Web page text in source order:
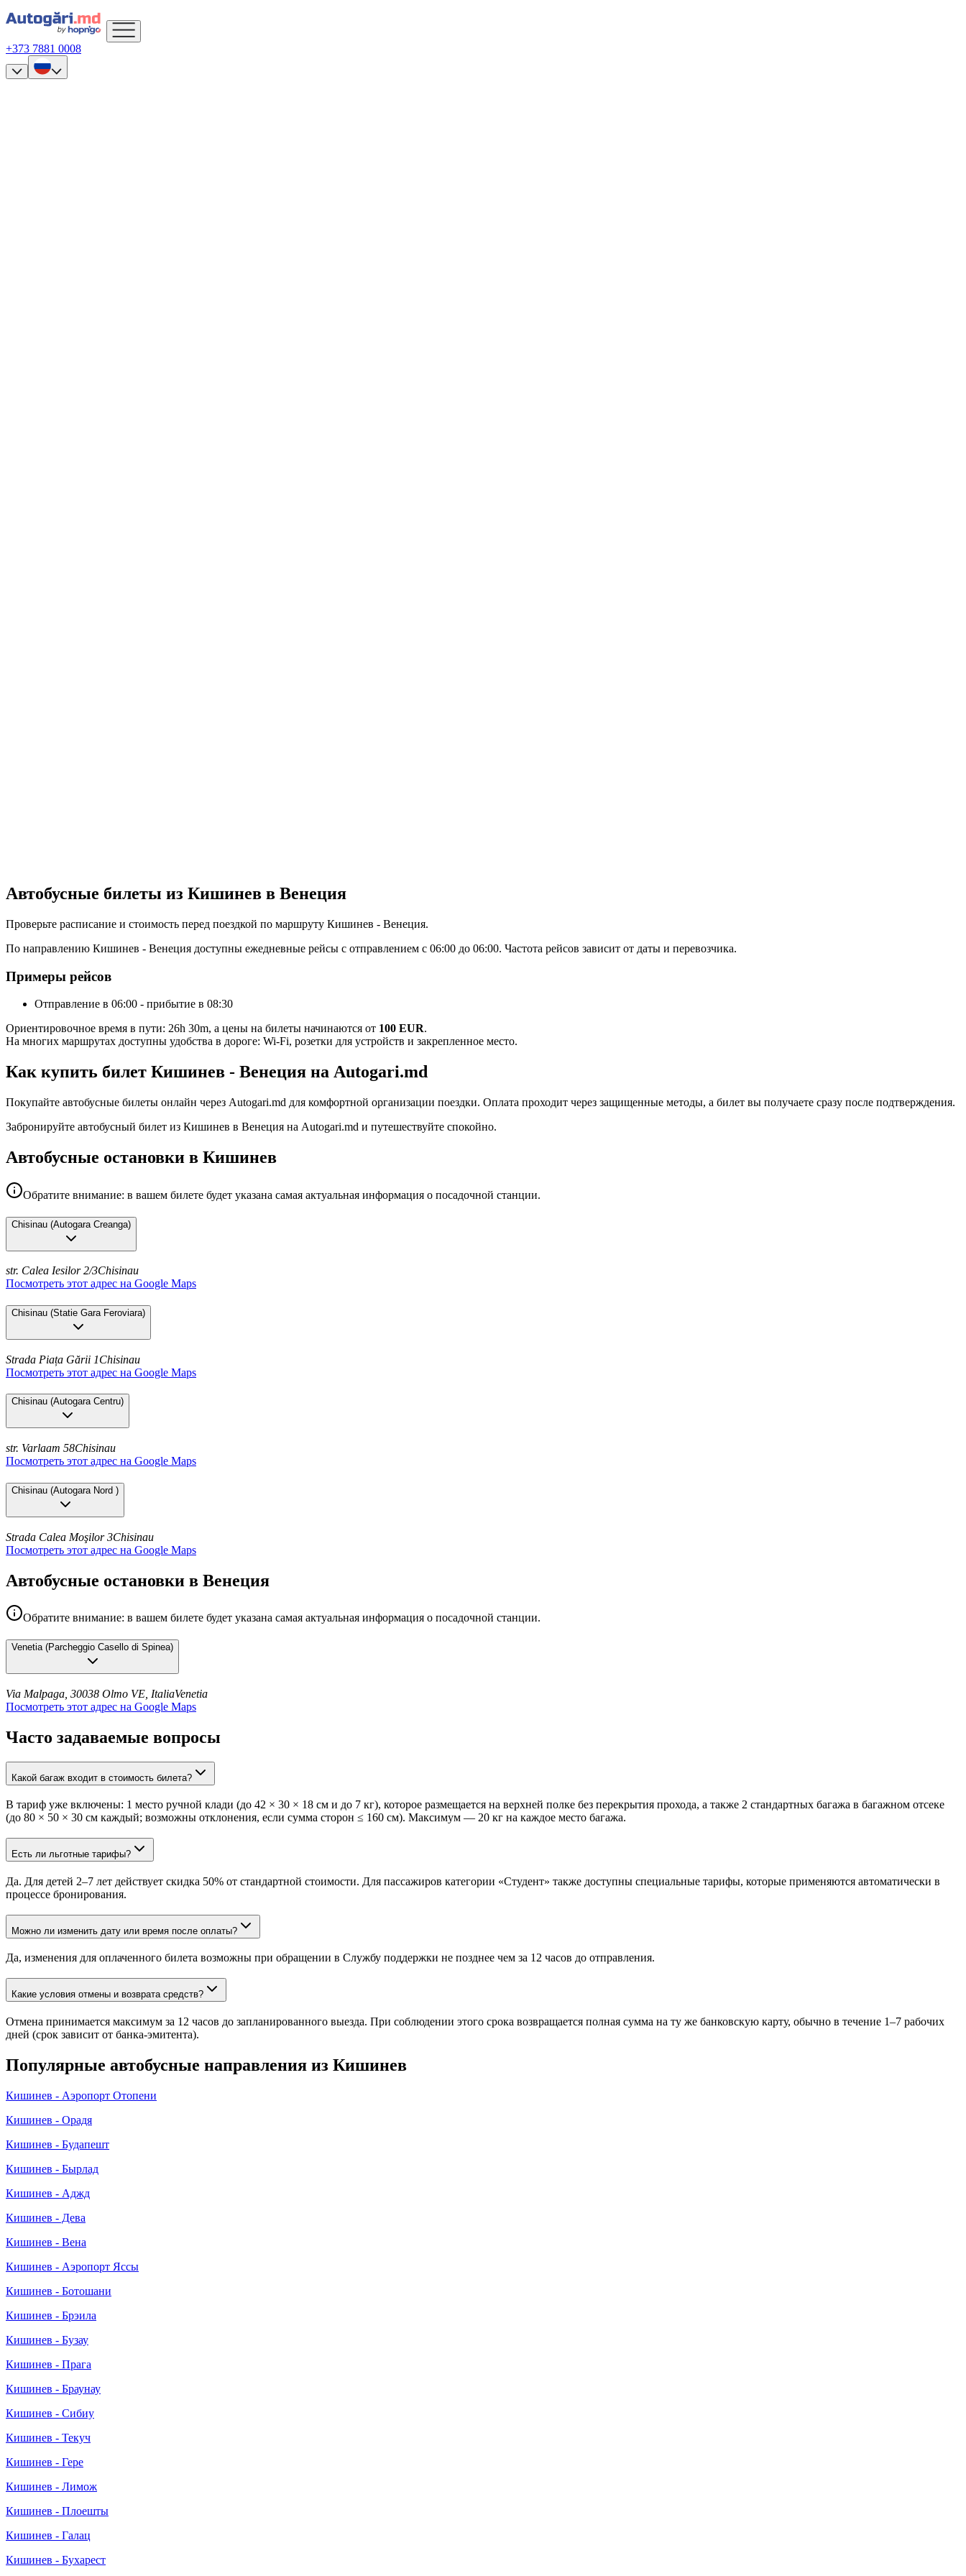
+373 7881 0008
Автобусные билеты из Кишинев в Венеция
Проверьте расписание и стоимость перед поездкой по маршруту Кишинев - Венеция.
По направлению Кишинев - Венеция доступны ежедневные рейсы с отправлением с 06:00 до 06:00. Частота рейсов зависит от даты и перевозчика.
Примеры рейсов
Отправление в 06:00 - прибытие в 08:30
Ориентировочное время в пути: 26h 30m, а цены на билеты начинаются от 100 EUR.
На многих маршрутах доступны удобства в дороге: Wi-Fi, розетки для устройств и закрепленное место.
Как купить билет Кишинев - Венеция на Autogari.md
Покупайте автобусные билеты онлайн через Autogari.md для комфортной организации поездки. Оплата проходит через защищенные методы, а билет вы получаете сразу после подтверждения.
Забронируйте автобусный билет из Кишинев в Венеция на Autogari.md и путешествуйте спокойно.
Автобусные остановки в Кишинев
Обратите внимание: в вашем билете будет указана самая актуальная информация о посадочной станции.
Chisinau (Autogara Creanga)
str. Calea Iesilor 2/3Chisinau
Посмотреть этот адрес на Google Maps
Chisinau (Statie Gara Feroviara)
Strada Piața Gării 1Chisinau
Посмотреть этот адрес на Google Maps
Chisinau (Autogara Centru)
str. Varlaam 58Chisinau
Посмотреть этот адрес на Google Maps
Chisinau (Autogara Nord )
Strada Calea Moşilor 3Chisinau
Посмотреть этот адрес на Google Maps
Автобусные остановки в Венеция
Обратите внимание: в вашем билете будет указана самая актуальная информация о посадочной станции.
Venetia(Parcheggio Casello di Spinea)
Via Malpaga, 30038 Olmo VE, ItaliaVenetia
Посмотреть этот адрес на Google Maps
Часто задаваемые вопросы
Какой багаж входит в стоимость билета?
В тариф уже включены: 1 место ручной клади (до 42 × 30 × 18 см и до 7 кг), которое размещается на верхней полке без перекрытия прохода, а также 2 стандартных багажа в багажном отсеке
(до 80 × 50 × 30 см каждый; возможны отклонения, если сумма сторон ≤ 160 см). Максимум — 20 кг на каждое место багажа.
Есть ли льготные тарифы?
Да. Для детей 2–7 лет действует скидка 50% от стандартной стоимости. Для пассажиров категории «Студент» также доступны специальные тарифы, которые применяются автоматически в
процессе бронирования.
Можно ли изменить дату или время после оплаты?
Да, изменения для оплаченного билета возможны при обращении в Службу поддержки не позднее чем за 12 часов до отправления.
Какие условия отмены и возврата средств?
Отмена принимается максимум за 12 часов до запланированного выезда. При соблюдении этого срока возвращается полная сумма на ту же банковскую карту, обычно в течение 1–7 рабочих
дней (срок зависит от банка-эмитента).
Популярные автобусные направления из Кишинев
Кишинев - Аэропорт Отопени
Кишинев - Орадя
Кишинев - Будапешт
Кишинев - Бырлад
Кишинев - Аджд
Кишинев - Дева
Кишинев - Вена
Кишинев - Аэропорт Яссы
Кишинев - Ботошани
Кишинев - Брэила
Кишинев - Бузау
Кишинев - Прага
Кишинев - Браунау
Кишинев - Сибиу
Кишинев - Текуч
Кишинев - Гере
Кишинев - Лимож
Кишинев - Плоешты
Кишинев - Галац
Кишинев - Бухарест